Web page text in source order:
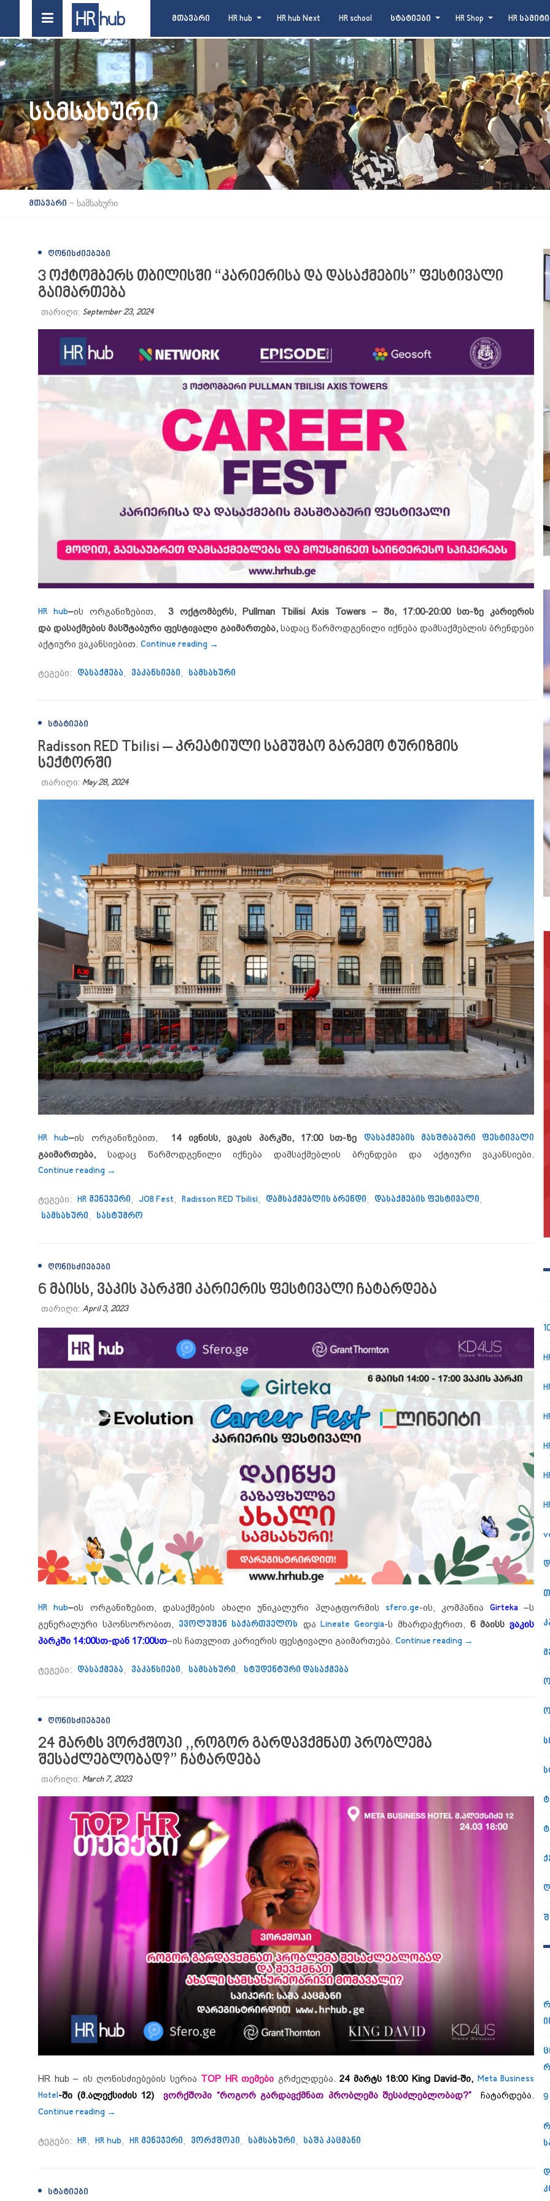
მთავარი HR hub HR hub Next HR school სტატიები HR Shop HR სამიტი
ᲡᲐᲛᲡᲐᲮᲣᲠᲘ
მთავარი - სამსახური
ᲦᲝᲜᲘᲡᲫᲘᲔᲑᲔᲑᲘ
3 ოქტომბერს თბილისში “კარიერისა და დასაქმების” ფესტივალი
გაიმართება
თარიღი: September 23, 2024
HR hub–ის ორგანიზებით,
3 ოქტომბერს, Pullman Tbilisi Axis Towers – ში, 17:00-20:00 სთ-ზე კარიერის
დადასაქმების მასშტაბური ფესტივალი გაიმართება, სადაც წარმოდგენილი იქნება დამსაქმებლის ბრენდები
აქტიური ვაკანსიებით. Continue reading “3 ოქტომბერს თბილისში “კარიერისა და დასაქმების” ფესტივალი
→
ტეგები: დასაქმება ვაკანსიები სამსახური
ᲡᲢᲐᲢᲘᲔᲑᲘ
Radisson RED Tbilisi – კრეატიული სამუშაო გარემო ტურიზმის
სექტორში
თარიღი: May 28, 2024
HR hub–ის ორგანიზებით, 14 ივნისს, ვაკის პარკში, 17:00 სთ-ზე დასაქმების მასშტაბური ფესტივალი
გაიმართება, სადაც წარმოდგენილი იქნება დამსაქმებლის ბრენდები და აქტიური ვაკანსიები.
Continue reading “Radisson RED Tbilisi – კრეატიული სამუშაო გარემო ტურიზმის სექტორში”
→
ტეგები: HR მენეჯერი JOB Fest Radisson RED Tbilisi დამსაქმებლის ბრენდი დასაქმების ფესტივალი
სამსახური სასტუმრო
ᲦᲝᲜᲘᲡᲫᲘᲔᲑᲔᲑᲘ
6 მაისს, ვაკის პარკში კარიერის ფესტივალი ჩატარდება
თარიღი: April 3, 2023
HR hub–ის ორგანიზებით, დასაქმების ახალი უნიკალური პლატფორმის sfero.ge-ის, კომპანია Girteka–ს
გენერალური სპონსორობით, ევოლუშენ საქართველოს და Lineate Georgia-ს მხარდაჭერით,6 მაისსვაკის
პარკში 14:00სთ-დან 17:00სთ–ის ჩათვლით კარიერის ფესტივალი გაიმართება. Continue reading “6 მაისს, ვაკის
→
ტეგები: დასაქმება, ვაკანსიები, სამსახური, სტუდენტური დასაქმება
ᲦᲝᲜᲘᲡᲫᲘᲔᲑᲔᲑᲘ
24 მარტს ვორქშოპი ,,როგორ გარდავქმნათ პრობლემა
შესაძლებლობად?” ჩატარდება
თარიღი: March 7, 2023
HR hub – ის ღონისძიებების სერია TOP HR თემები გრძელდება.24 მარტს 18:00 King David-ში, Meta Business
Hotel-ში (მ.ალექსიძის 12) ვორქშოპი “როგორ გარდავქმნათ პრობლემა შესაძლებლობად?” ჩატარდება.
Continue reading “24 მარტს ვორქშოპი ,,როგორ გარდავქმნათ პრობლემა შესაძლებლობად?” ჩატარდება”
→
ტეგები: HR, HR hub, HR მენეჯერი, ვორქშოპი, სამსახური, საშა კაცმანი
ᲡᲢᲐᲢᲘᲔᲑᲘ